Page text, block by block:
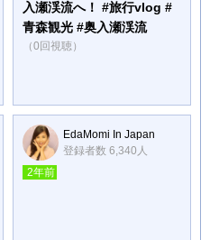
入瀬渓流へ！ #旅行vlog #
青森観光 #奥入瀬渓流
（0回視聴）
EdaMomi In Japan
登録者数 6,340人
2年前